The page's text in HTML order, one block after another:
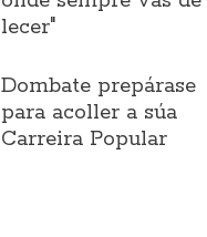
lecer"
Dombate prepárase
para acoller a súa
Carreira Popular